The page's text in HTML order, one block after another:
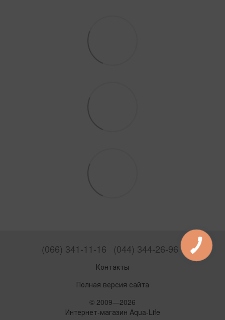
(066) 341-11-16 (044) 344-26-96
Контакты
Полная версия сайта
© 2009—2026
Интернет-магазин Aqua-Life